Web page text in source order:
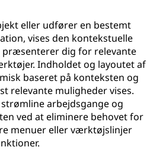
eller udfører en bestemt
vises den kontekstuelle
dig for relevante
Indholdet og layoutet af
baseret på konteksten og
relevante muligheder vises.
arbejdsgange og
ved at eliminere behovet for
menuer eller værktøjslinjer